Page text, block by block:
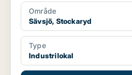
Område
Sävsjö, Stockaryd
Type
Industrilokal